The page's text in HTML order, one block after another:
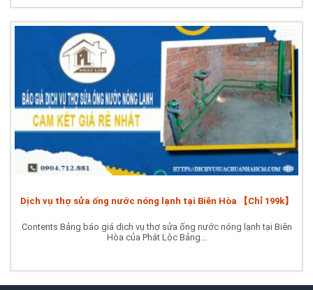
Dịch vụ thợ sửa ống nước nóng lạnh tại Biên Hòa 【Chỉ 199k】
Contents Bảng báo giá dịch vụ thợ sửa ống nước nóng lạnh tại Biên
Hòa của Phát Lộc Bảng...